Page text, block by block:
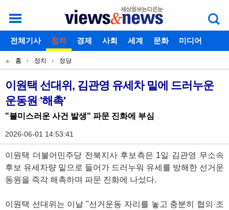
개
별
메
뉴
로그인 회원가입 아이디찾기 비밀번호찾기
주
메
뉴
전체기사 정치 경제 사회 세계 문화
미디어
현
재
위
치
홈 정치 정당
기
사
본
문
이원택 선대위, 김관영 유세차 밑에 드러누운
운동원 '해촉'
"불미스러운 사건 발생" 파문 진화에 부심
2026-06-01 14:53:41
이원택 더불어민주당 전북지사 후보측은 1일 김관영 무소속
후보 유세차량 밑으로 들어가 드러누워 유세를 방해한 선거운
동원을 즉각 해촉하며 파문 진화에 나섰다.
이원택 선대위는 이날 "선거운동 자리를 놓고 충분히 협의·조